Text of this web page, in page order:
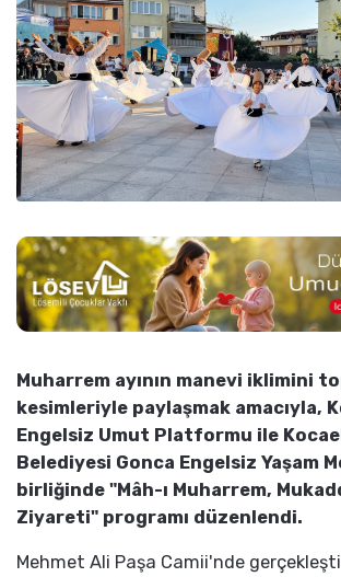
Muharrem ayının manevi iklimini
kesimleriyle paylaşmak amacıyla,
Engelsiz Umut Platformu ile
Belediyesi Gonca Engelsiz Yaşam
birliğinde "Mâh-ı Muharrem,
Ziyareti" programı düzenlendi.
Mehmet Ali Paşa Camii'nde